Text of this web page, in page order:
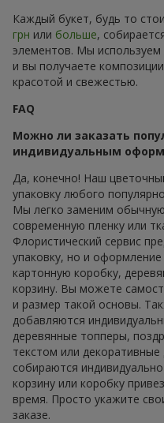
Каждый букет, будь то
грн или больше,
элементов. Мы
и вы получаете
красотой и свежестью.
FAQ
Можно ли заказать
индивидуальным
Да, конечно! Наш
упаковку любого
Мы легко заменим
современную пленку или
Флористический сервис
упаковку, но и
картонную коробку,
корзину. Вы можете
и размер такой основы.
добавляются
деревянные топперы,
текстом или
собираются
корзину или коробку
время. Просто укажите
заказе.